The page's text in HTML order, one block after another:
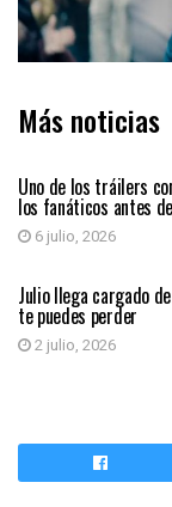
Más noticias
Uno de los tráilers
los fanáticos antes
6 julio, 2026
ENTRETENIMIENTO
Julio llega cargado
te puedes perder
2 julio, 2026